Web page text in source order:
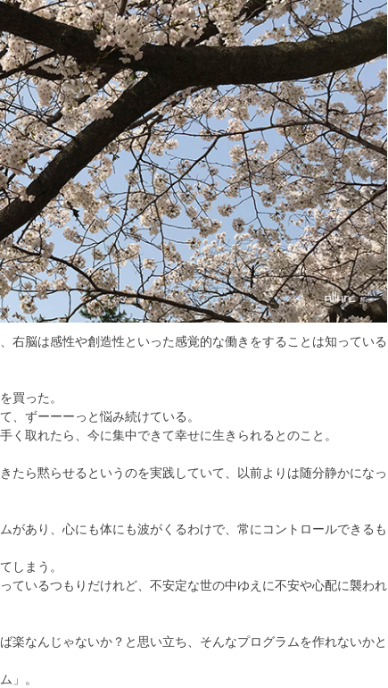
右脳は感性や創造性といった感覚的な働きをすることは知っている
買った。
、ずーーーっと悩み続けている。
取れたら、今に集中できて幸せに生きられるとのこと。
たら黙らせるというのを実践していて、以前よりは随分静かになっ
があり、心にも体にも波がくるわけで、常にコントロールできるも
しまう。
ているつもりだけれど、不安定な世の中ゆえに不安や心配に襲われ
楽なんじゃないか？と思い立ち、そんなプログラムを作れないかと
」。